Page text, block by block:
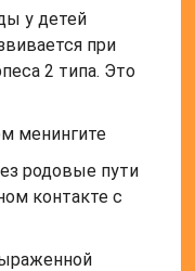
у детей
при
2 типа. Это
менингите
родовые пути
контакте с